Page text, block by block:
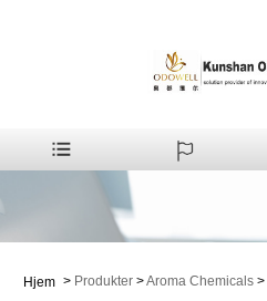
Hjem > Produkter >Aroma Chemicals >